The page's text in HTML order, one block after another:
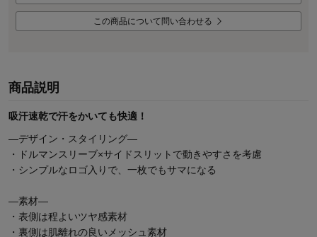
この商品について問い合わせる
商品説明
吸汗速乾で汗をかいても快適！
―デザイン・スタイリング―
・ドルマンスリーブ×サイドスリットで動きやすさを考慮
・シンプルなロゴ入りで、一枚でもサマになる
―素材―
・表側は程よいツヤ感素材
・裏側は肌離れの良いメッシュ素材